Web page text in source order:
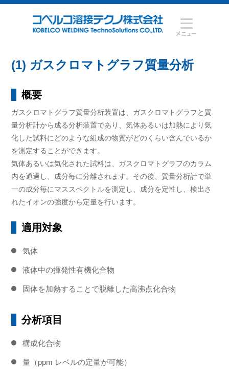
(1) ガスクロマトグラフ質量分析
概要
ガスクロマトグラフ質量分析装置は、ガスクロマトグラフと質
量分析計から成る分析装置であり、気体あるいは加熱により気
化した試料にどのような組成の物質がどのくらい含んでいるか
を測定することができます。
気体あるいは気化された試料は、ガスクロマトグラフのカラム
内を通過し、成分毎に分離されます。その後、質量分析計で単
一の成分毎にマススペクトルを測定し、成分を定性し、検出さ
れたイオンの強度から定量を行います。
適用対象
気体
液体中の揮発性有機化合物
固体を加熱することで脱離した高沸点化合物
分析項目
構成化合物
量（ppm レベルの定量が可能）